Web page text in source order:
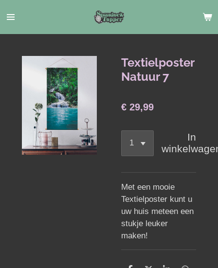
direct
naar
hoofdinhoud
Textielposter
Natuur 7
€ 29,99
In
Met een mooie
Textielposter kunt u
uw huis meteen een
stukje leuker
maken!